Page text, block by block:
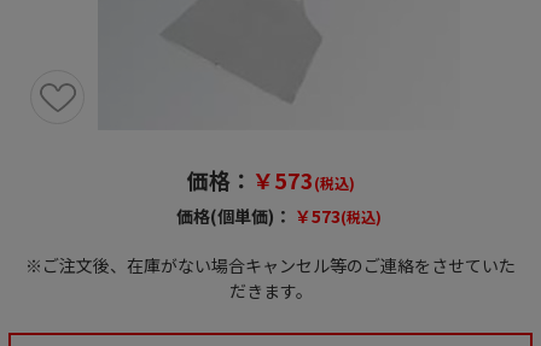
価格： ￥573(税込)
価格(個単価)： ￥573(税込)
※ご注文後、在庫がない場合キャンセル等のご連絡をさせていた
だきます。